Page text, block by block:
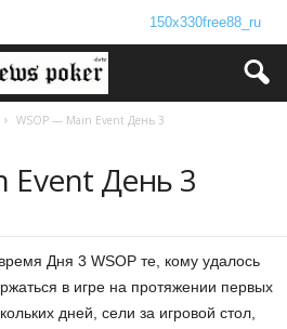
WSOP — Main Event День 3
Event День 3
Дня 3 WSOP те, кому удалось
в игре на протяжении первых
дней, сели за игровой стол,